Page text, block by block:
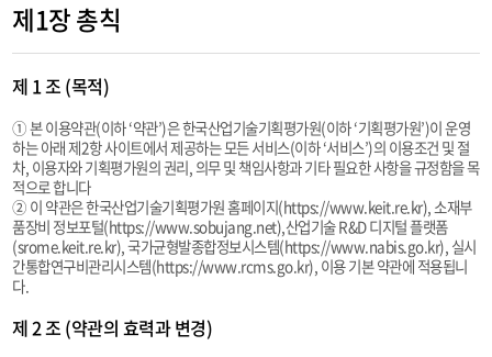
열
기
제1장 총칙
제 1 조 (목적)
① 본 이용약관(이하 ‘약관’)은 한국산업기술기획평가원(이하 ‘기획평가원’)이 운영
하는 아래 제2항 사이트에서 제공하는 모든 서비스(이하 ‘서비스’)의 이용조건 및 절
차, 이용자와 기획평가원의 권리, 의무 및 책임사항과 기타 필요한 사항을 규정함을 목
적으로 합니다
② 이 약관은 한국산업기술기획평가원 홈페이지(https://www.keit.re.kr), 소재부
품장비 정보포털(https://www.sobujang.net),산업기술 R&D 디지털 플랫폼
(srome.keit.re.kr), 국가균형발종합정보시스템(https://www.nabis.go.kr), 실시
간통합연구비관리시스템(https://www.rcms.go.kr), 이용 기본 약관에 적용됩니
다.
제 2 조 (약관의 효력과 변경)